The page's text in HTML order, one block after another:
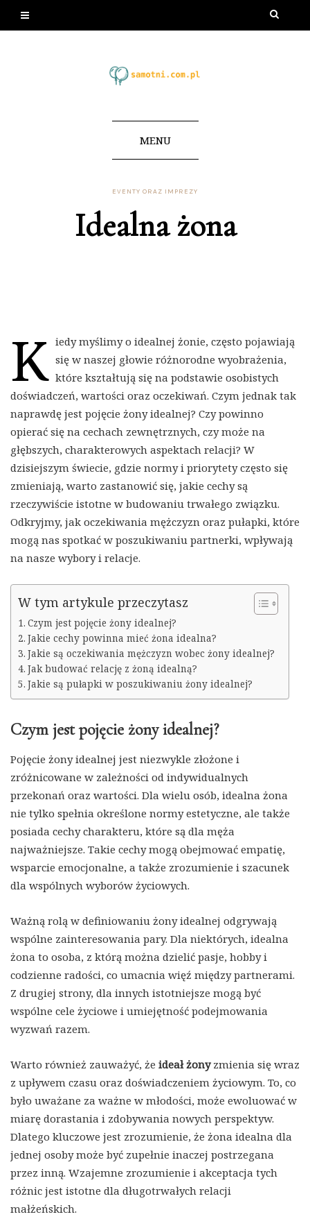
MENU
EVENTY ORAZ IMPREZY
Idealna żona
K iedy myślimy o idealnej żonie, często pojawiają
się w naszej głowie różnorodne wyobrażenia,
które kształtują się na podstawie osobistych
doświadczeń, wartości oraz oczekiwań. Czym jednak tak
naprawdę jest pojęcie żony idealnej? Czy powinno
opierać się na cechach zewnętrznych, czy może na
głębszych, charakterowych aspektach relacji? W
dzisiejszym świecie, gdzie normy i priorytety często się
zmieniają, warto zastanowić się, jakie cechy są
rzeczywiście istotne w budowaniu trwałego związku.
Odkryjmy, jak oczekiwania mężczyzn oraz pułapki, które
mogą nas spotkać w poszukiwaniu partnerki, wpływają
na nasze wybory i relacje.
W tym artykule przeczytasz
Czym jest pojęcie żony idealnej?
Jakie cechy powinna mieć żona idealna?
Jakie są oczekiwania mężczyzn wobec żony idealnej?
Jak budować relację z żoną idealną?
Jakie są pułapki w poszukiwaniu żony idealnej?
Czym jest pojęcie żony idealnej?
Pojęcie żony idealnej jest niezwykle złożone i
zróżnicowane w zależności od indywidualnych
przekonań oraz wartości. Dla wielu osób, idealna żona
nie tylko spełnia określone normy estetyczne, ale także
posiada cechy charakteru, które są dla męża
najważniejsze. Takie cechy mogą obejmować empatię,
wsparcie emocjonalne, a także zrozumienie i szacunek
dla wspólnych wyborów życiowych.
Ważną rolą w definiowaniu żony idealnej odgrywają
wspólne zainteresowania pary. Dla niektórych, idealna
żona to osoba, z którą można dzielić pasje, hobby i
codzienne radości, co umacnia więź między partnerami.
Z drugiej strony, dla innych istotniejsze mogą być
wspólne cele życiowe i umiejętność podejmowania
wyzwań razem.
Warto również zauważyć, że ideał żonyzmienia się wraz
z upływem czasu oraz doświadczeniem życiowym. To, co
było uważane za ważne w młodości, może ewoluować w
miarę dorastania i zdobywania nowych perspektyw.
Dlatego kluczowe jest zrozumienie, że żona idealna dla
jednej osoby może być zupełnie inaczej postrzegana
przez inną. Wzajemne zrozumienie i akceptacja tych
różnic jest istotne dla długotrwałych relacji
małżeńskich.